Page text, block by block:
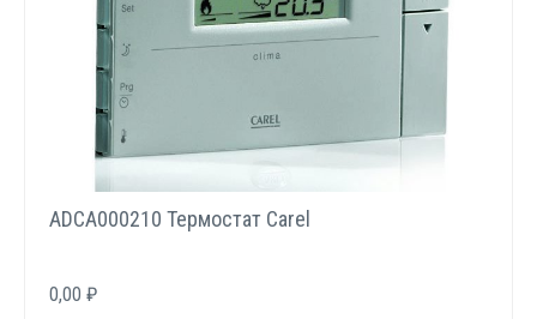
ADCA000210 Термостат Carel
0,00 ₽